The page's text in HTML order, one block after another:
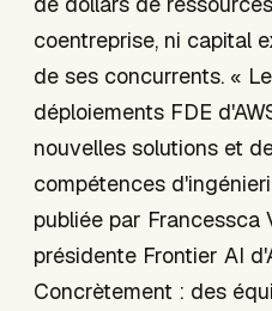
coentreprise, ni capital
de ses concurrents. «
déploiements FDE
nouvelles solutions et
compétences
publiée par Francessca
présidente Frontier AI
Concrètement : des